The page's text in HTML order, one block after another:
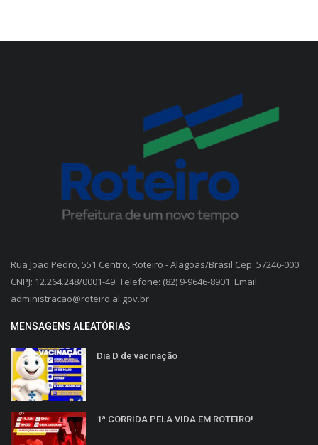
Rua João Pedro, 551 Centro, Roteiro - Alagoas/Brasil Cep: 57246-000.
CNPJ: 12.264.248/0001-49. Telefone: (82) 9-9646-8901. Email:
administracao@roteiro.al.gov.br
MENSAGENS ALEATÓRIAS
Dia D de vacinação
1ª CORRIDA PELA VIDA EM ROTEIRO!